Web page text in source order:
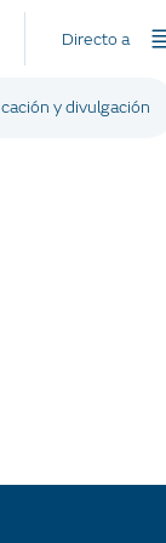
Directo a
y divulgación